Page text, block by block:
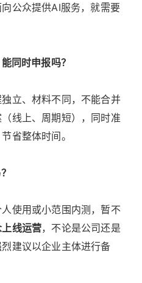
公众提供AI服务，就需要
同时申报吗？
立、材料不同，不能合并
线上、周期短），同时准
省整体时间。
使用或小范围内测，暂不
线运营，不论是公司还是
建议以企业主体进行备